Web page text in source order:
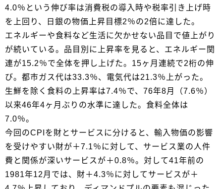
4.0％という伸び率は消費税の導入時や税率引き上げ時
を上回り、日銀の物価上昇目標2％の2倍に達した。
エネルギーや食料など生活に欠かせない品目で値上がり
が続いている。品目別に上昇率を見ると、エネルギー関
連が15.2％で全体を押し上げた。15ヶ月連続で2桁の伸
び。都市ガス代は33.3％、電気代は21.3％上がった。
生鮮を除く食料の上昇率は7.4％で、76年8月（7.6％）
以来46年4ヶ月ぶりの水準に達した。食料全体は
7.0％。
今回のCPIを財とサービスに分けると、輸入物価の影響
を受けやすい財が＋7.1％に対して、サービス業の人件
費と関係が深いサービスが＋0.8％。対して41年前の
1981年12月では、財＋4.3％に対してサービスが＋